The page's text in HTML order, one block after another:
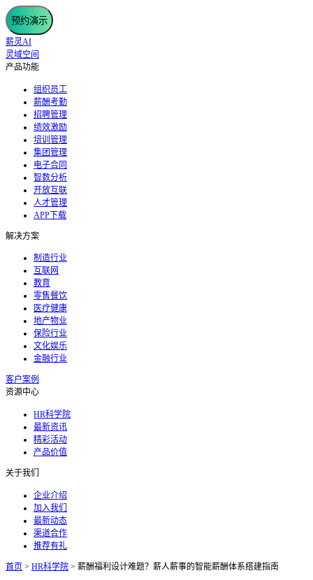
预约演示
薪灵AI
灵域空间
产品功能
组织员工
薪酬考勤
招聘管理
绩效激励
培训管理
集团管理
电子合同
智数分析
开放互联
人才管理
APP下载
解决方案
制造行业
互联网
教育
零售餐饮
医疗健康
地产物业
保险行业
文化娱乐
金融行业
客户案例
资源中心
HR科学院
最新资讯
精彩活动
产品价值
关于我们
企业介绍
加入我们
最新动态
渠道合作
推荐有礼
首页 > HR科学院 > 薪酬福利设计难题？薪人薪事的智能薪酬体系搭建指南